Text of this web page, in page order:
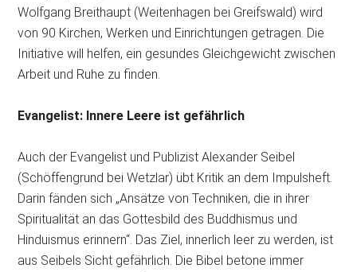
Wolfgang Breithaupt (Weitenhagen bei Greifswald) wird
von 90 Kirchen, Werken und Einrichtungen getragen. Die
Initiative will helfen, ein gesundes Gleichgewicht zwischen
Arbeit und Ruhe zu finden.
Evangelist: Innere Leere ist gefährlich
Auch der Evangelist und Publizist Alexander Seibel
(Schöffengrund bei Wetzlar) übt Kritik an dem Impulsheft.
Darin fänden sich „Ansätze von Techniken, die in ihrer
Spiritualität an das Gottesbild des Buddhismus und
Hinduismus erinnern“. Das Ziel, innerlich leer zu werden, ist
aus Seibels Sicht gefährlich. Die Bibel betone immer